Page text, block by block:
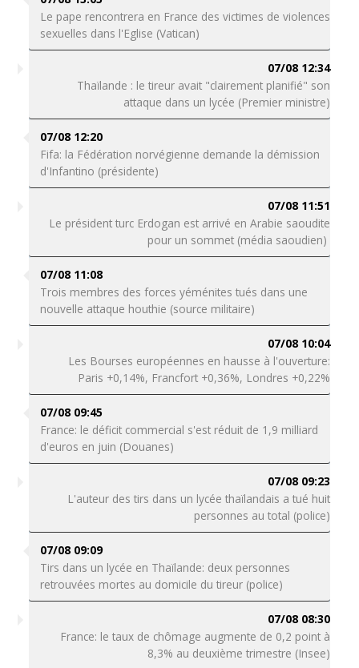
Le pape rencontrera en France des victimes de violences
sexuelles dans l'Eglise (Vatican)
07/08 12:34
Thaïlande : le tireur avait "clairement planifié" son
attaque dans un lycée (Premier ministre)
07/08 12:20
Fifa: la Fédération norvégienne demande la démission
d'Infantino (présidente)
07/08 11:51
Le président turc Erdogan est arrivé en Arabie saoudite
pour un sommet (média saoudien)
07/08 11:08
Trois membres des forces yéménites tués dans une
nouvelle attaque houthie (source militaire)
07/08 10:04
Les Bourses européennes en hausse à l'ouverture:
Paris +0,14%, Francfort +0,36%, Londres +0,22%
07/08 09:45
France: le déficit commercial s'est réduit de 1,9 milliard
d'euros en juin (Douanes)
07/08 09:23
L'auteur des tirs dans un lycée thaïlandais a tué huit
personnes au total (police)
07/08 09:09
Tirs dans un lycée en Thaïlande: deux personnes
retrouvées mortes au domicile du tireur (police)
07/08 08:30
France: le taux de chômage augmente de 0,2 point à
8,3% au deuxième trimestre (Insee)